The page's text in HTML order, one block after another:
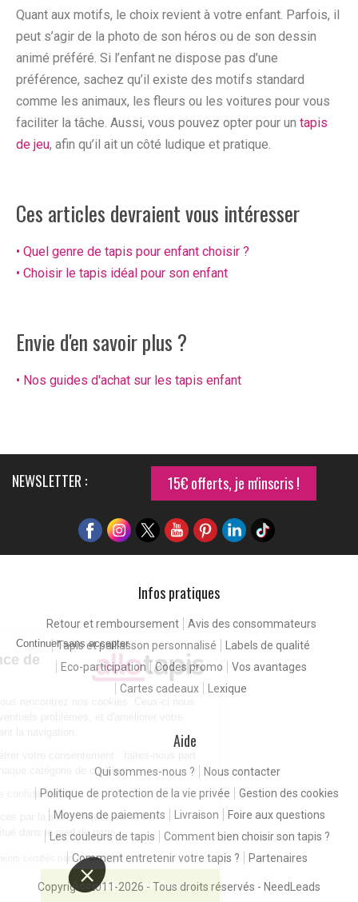
Continuer sans accepter
Pour une expérience de
meilleure qualité
expérience client en facilitant la navigation.
de vos préférences pour chaque catégorie de cookies.
Consulter notre politique de confidentialité
Pour modifier vos préférences par la suite, cliquez sur le lien
'Préférences de cookies' situé dans le pied de page.
Consentements certifiés par
Paramétrer Accepter et continuer
Quant aux motifs, le choix revient à votre enfant. Parfois, il
peut s’agir de la photo de son héros ou de son dessin
animé préféré. Si l’enfant ne dispose pas d’une
préférence, sachez qu’il existe des motifs standard
comme les animaux, les fleurs ou les voitures pour vous
faciliter la tâche. Aussi, vous pouvez opter pour un tapis
de jeu, afin qu’il ait un côté ludique et pratique.
Ces articles devraient vous intéresser
• Quel genre de tapis pour enfant choisir ?
• Choisir le tapis idéal pour son enfant
Envie d'en savoir plus ?
• Nos guides d'achat sur les tapis enfant
NEWSLETTER : 15€ offerts, je m'inscris !
Infos pratiques
Retour et remboursement
Avis des consommateurs
Tapis et paillasson personnalisé
Labels de qualité
Eco-participation
Codes promo
Vos avantages
Cartes cadeaux
Lexique
Aide
Qui sommes-nous ?
Nous contacter
Politique de protection de la vie privée
Gestion des cookies
Moyens de paiements
Livraison
Foire aux questions
Les couleurs de tapis
Comment bien choisir son tapis ?
Comment entretenir votre tapis ?
Partenaires
Copyright 2011-2026 - Tous droits réservés - NeedLeads